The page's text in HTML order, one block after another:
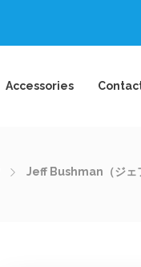
Accessories
Jeff Bushman（ジェ